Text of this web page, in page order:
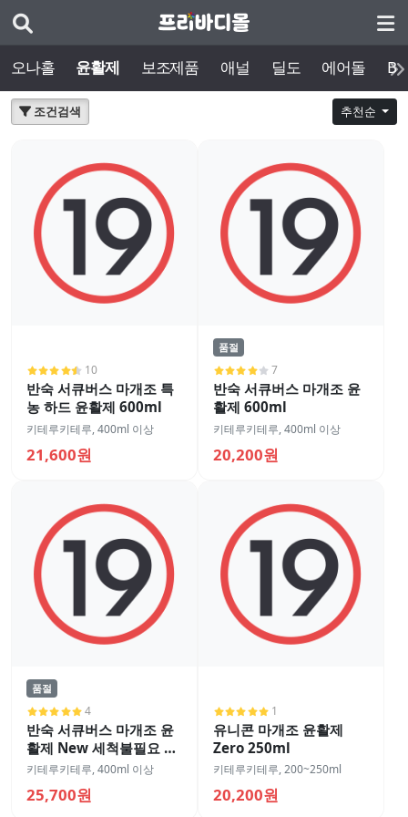
오나홀 윤활제 보조제품 애널 딜도 에어돌
조건검색 추천순
10
반숙 서큐버스 마개조 특
농 하드 윤활제 600ml
키테루키테루,400ml 이상
21,600원
품절
7
반숙 서큐버스 마개조 윤
활제 600ml
키테루키테루,400ml 이상
20,200원
품절
4
반숙 서큐버스 마개조 윤
활제 New 세척불필요 타
입 600ml
키테루키테루,400ml 이상
25,700원
1
유니콘 마개조 윤활제
Zero 250ml
키테루키테루,200~250ml
20,200원